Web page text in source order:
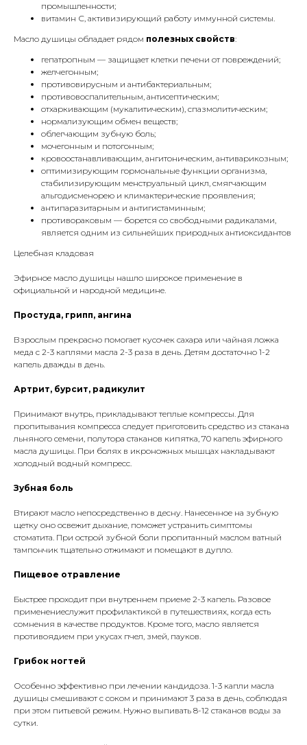
промышленности;
витамин С, активизирующий работу иммунной системы.
Масло душицы обладает рядом полезных свойств:
гепатропным — защищает клетки печени от повреждений;
желчегонным;
противовирусным и антибактериальным;
противовоспалительным, антисептическим;
отхаркивающим (мукалитическим), спазмолитическим;
нормализующим обмен веществ;
облегчающим зубную боль;
мочегонным и потогонным;
кровоостанавливающим, ангитоническим, антиварикозным;
оптимизирующим гормональные функции организма,
стабилизирующим менструальный цикл, смягчающим
альгодисменорею и климактерические проявления;
антипаразитарным и антигистаминным;
противораковым — борется со свободными радикалами,
является одним из сильнейших природных антиоксидантов
Целебная кладовая
Эфирное масло душицы нашло широкое применение в
официальной и народной медицине.
Простуда, грипп, ангина
Взрослым прекрасно помогает кусочек сахара или чайная ложка
меда с 2-3 каплями масла 2-3 раза в день. Детям достаточно 1-2
капель дважды в день.
Артрит, бурсит, радикулит
Принимают внутрь, прикладывают теплые компрессы. Для
пропитывания компресса следует приготовить средство из стакана
льняного семени, полутора стаканов кипятка, 70 капель эфирного
масла душицы. При болях в икроножных мышцах накладывают
холодный водный компресс.
Зубная боль
Втирают масло непосредственно в десну. Нанесенное на зубную
щетку оно освежит дыхание, поможет устранить симптомы
стоматита. При острой зубной боли пропитанный маслом ватный
тампончик тщательно отжимают и помещают в дупло.
Пищевое отравление
Быстрее проходит при внутреннем приеме 2-3 капель. Разовое
применениеслужит профилактикой в путешествиях, когда есть
сомнения в качестве продуктов. Кроме того, масло является
противоядием при укусах пчел, змей, пауков.
Грибок ногтей
Особенно эффективно при лечении кандидоза. 1-3 капли масла
душицы смешивают с соком и принимают 3 раза в день, соблюдая
при этом питьевой режим. Нужно выпивать 8-12 стаканов воды за
сутки.